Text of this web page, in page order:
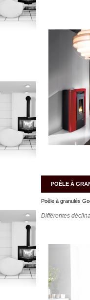
POÊLE À
Poêle à granulés
Différentes